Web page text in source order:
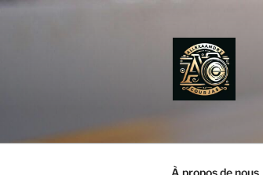
Aller
À propos de nous